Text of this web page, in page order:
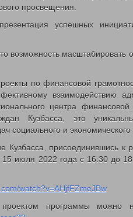
(усыновлением) первого ребенка
до 3-х лет
и гражданам имеющих детей
системы долговременного
просвещения.
успешных
возможность масштабировать
по финансовой
взаимодействию
центра финансовой
Кузбасса, это
и экономического
Кузбасса, присоединившись к
июля 2022 года с 16:30 до
watch?v=AHjfFZmeJBw
программы можно